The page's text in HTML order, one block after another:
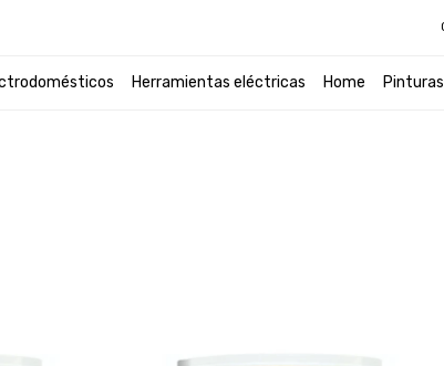
Herramientas eléctricas Home Pinturas